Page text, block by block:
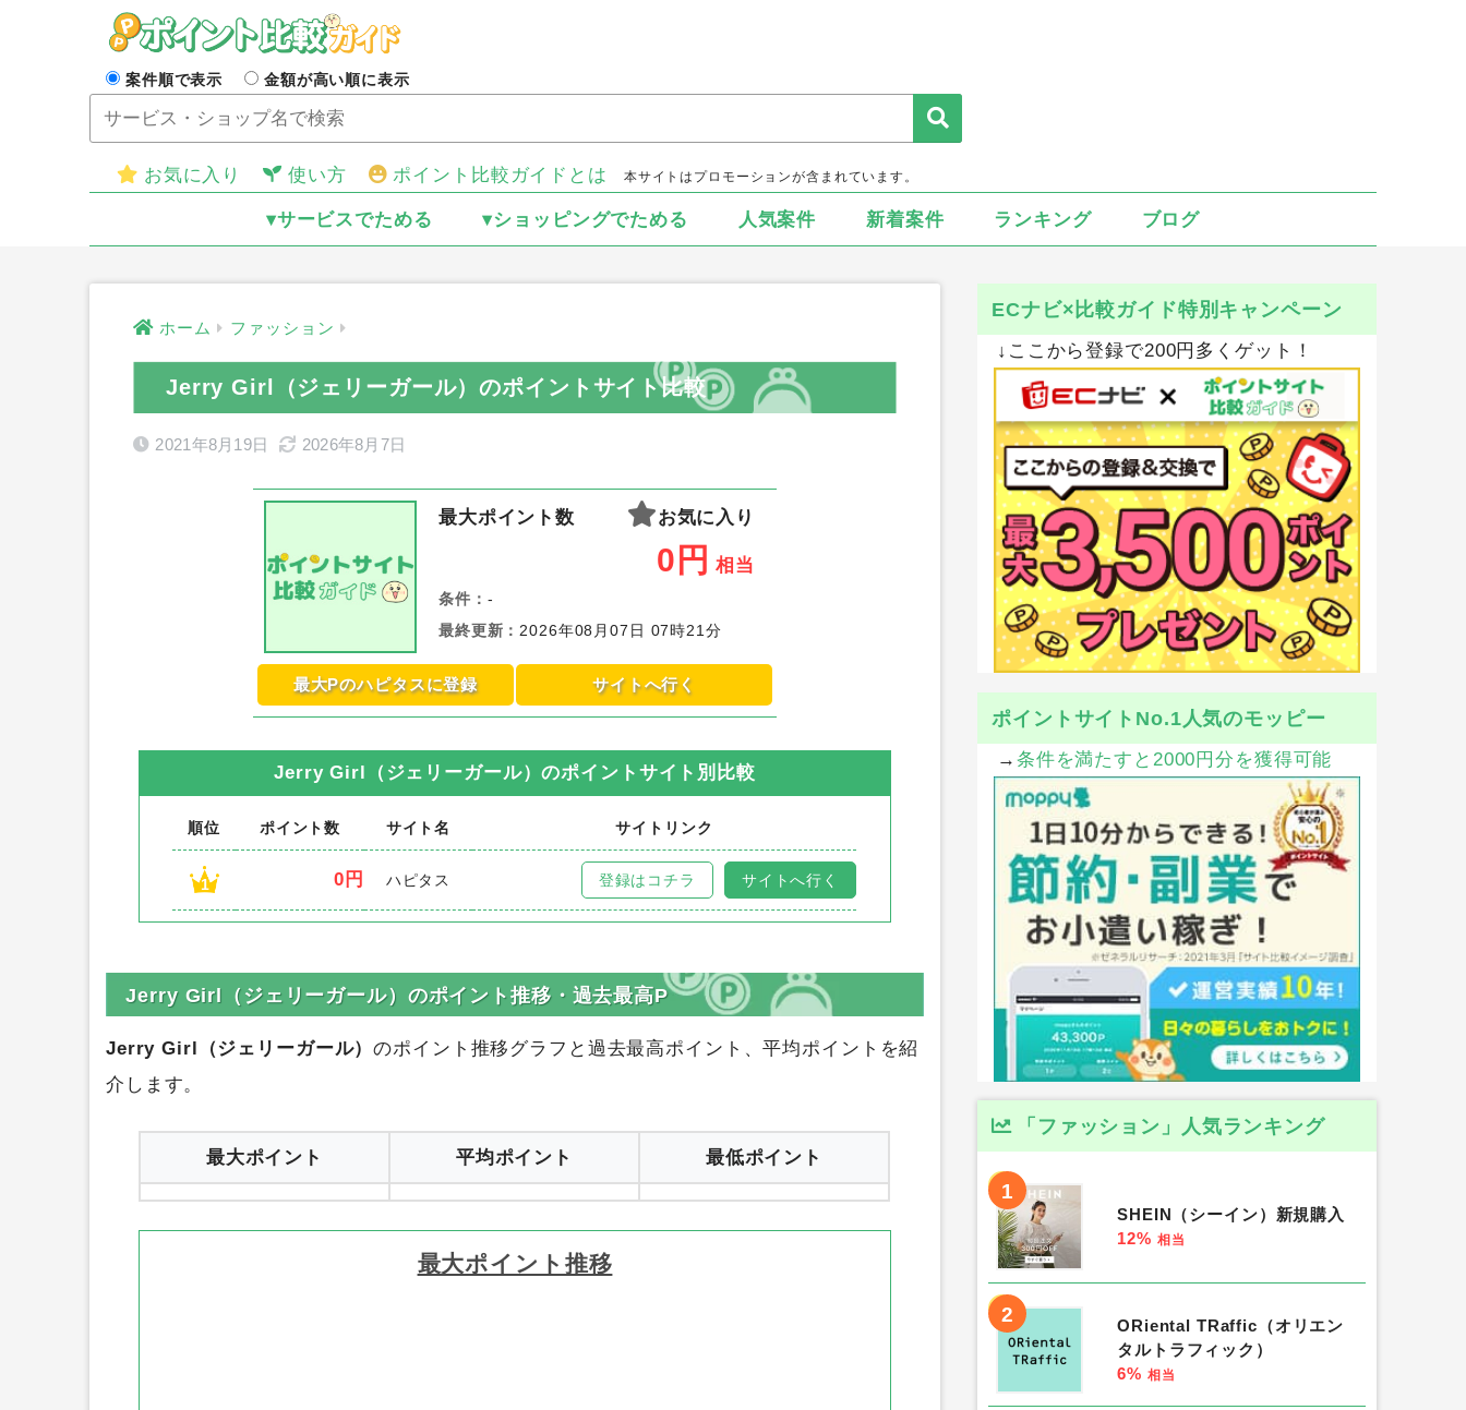
案件順で表示 金額が高い順に表示
お気に入り 使い方 ポイント比較ガイドとは 本サイトはプロモーションが含まれています。
▾サービスでためる ▾ショッピングでためる 人気案件 新着案件 ランキング ブログ
ホーム ファッション
Jerry Girl（ジェリーガール）のポイントサイト比較
2021年8月19日 2026年8月7日
最大ポイント数 お気に入り
0 円 相当
条件： -
最終更新 ： 2026年08月07日 07時21分
最大Pのハピタスに登録 サイトへ行く
Jerry Girl（ジェリーガール）のポイントサイト別比較
順位 ポイント数 サイト名 サイトリンク
1 0円 ハピタス 登録はコチラ サイトへ行く
Jerry Girl（ジェリーガール）
のポイント推移グラフと過去最高ポイント、平均ポイントを紹
平均ポイント
ECナビ×比較ガイド特別キャンペーン
↓ここから登録で200円多くゲット！
ポイントサイトNo.1人気のモッピー
→ 条件を満たすと2000円分を獲得可能
「ファッション」人気ランキング
1
SHEIN（シーイン）新規購入
12% 相当
2
ORiental TRaffic（オリエン
タルトラフィック）
6% 相当